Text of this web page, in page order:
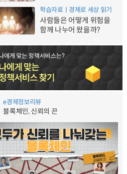
학습자료ㅣ경제로 세상 읽기
사람들은 어떻게 위험을
함께 나누어 왔을까?
e경제정보리뷰
블록체인, 신뢰의 끈